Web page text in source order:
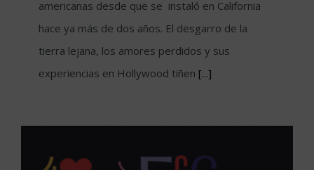
americanas desde que se instaló en California
hace ya más de dos años. El desgarro de la
tierra lejana, los amores perdidos y sus
experiencias en Hollywood tiñen [...]